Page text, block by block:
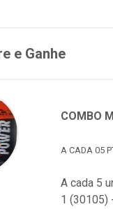
e Ganhe
COMBO
A CADA 05
A cada 5
1 (30105)